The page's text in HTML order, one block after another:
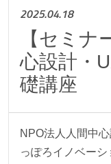
2025.04.18
【セミナ
心設計・
礎講座
NPO法人人間中
っぽろイノベー